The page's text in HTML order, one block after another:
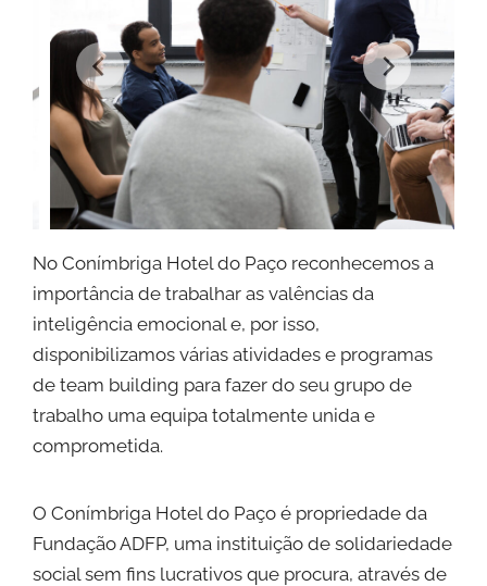
No Conímbriga Hotel do Paço reconhecemos a
importância de trabalhar as valências da
inteligência emocional e, por isso,
disponibilizamos várias atividades e programas
de team building para fazer do seu grupo de
trabalho uma equipa totalmente unida e
comprometida.
O Conímbriga Hotel do Paço é propriedade da
Fundação ADFP, uma instituição de solidariedade
social sem fins lucrativos que procura, através de